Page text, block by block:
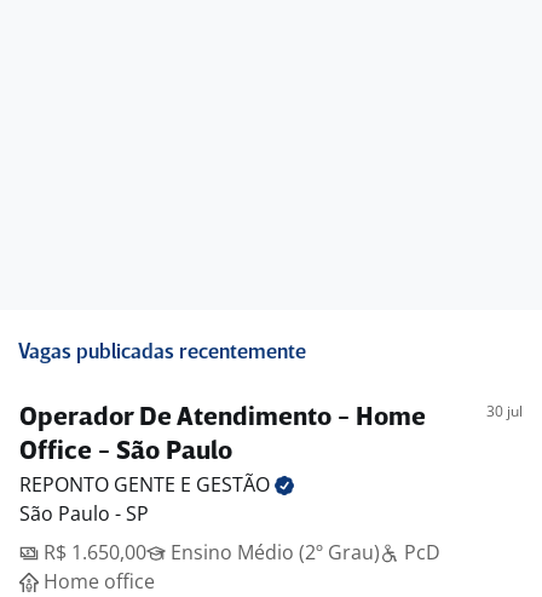
Vagas publicadas recentemente
Operador De Atendimento - Home
Office - São Paulo
30 jul
REPONTO GENTE E GESTÃO
São Paulo - SP
R$ 1.650,00
Ensino Médio (2º Grau)
PcD
Home office